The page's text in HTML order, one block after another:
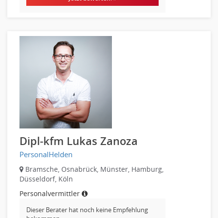
Materialwirtschaft
Produktionslogistik
Einkauf, Materialwirtschaft & Logistik Prozessmanagement
Supply-Chain-Management
Anlagenbuchhaltung
Controlling
Debitorenbuchhaltung
Finanzbuchhaltung, Bilanzbuchhaltung
Gehaltsbuchhaltung, Lohnbuchhaltung
Konzernbuchhaltung
Kreditorenbuchhaltung
Finanzen Leitung, Teamleitung
Finanzen Prozessmanagement
Rechnungswesen
Dipl-kfm Lukas Zanoza
PersonalHelden
Bramsche, Osnabrück, Münster, Hamburg,
Düsseldorf, Köln
Personalvermittler
Dieser Berater hat noch keine Empfehlung